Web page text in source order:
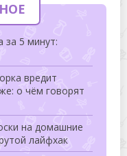
за 5 минут:
вредит
о чём говорят
на домашние
лайфхак